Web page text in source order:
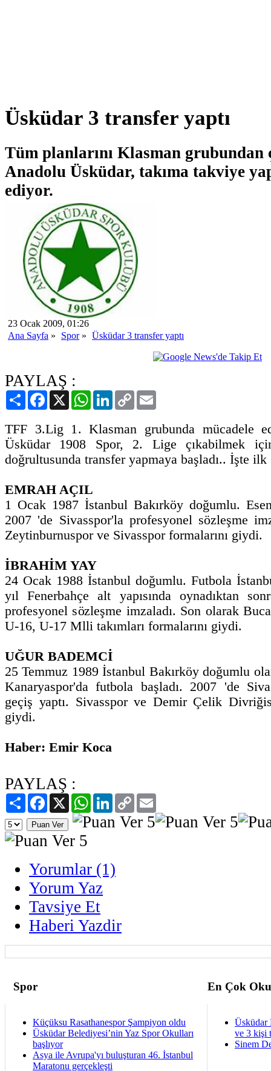
Üsküdar 3 transfer yaptı
Tüm planlarını Klasman grubundan
Anadolu Üsküdar, takıma takviye
ediyor.
23 Ocak 2009, 01:26
Ana Sayfa » Spor» Üsküdar 3 transfer yaptı
PAYLAŞ :
PaylaşFacebook
X WhatsAppLinkedIn
Copy
Link
TFF 3.Lig 1. Klasman grubunda mücadele
Üsküdar 1908 Spor, 2. Lige çıkabilmek
doğrultusunda transfer yapmaya başladı.. İşte
EMRAH AÇIL
1 Ocak 1987 İstanbul Bakırköy doğumlu.
2007 'de Sivasspor'la profesyonel sözleşme
Zeytinburnuspor ve Sivasspor formalarını giydi.
İBRAHİM YAY
24 Ocak 1988 İstanbul doğumlu. Futbola
yıl Fenerbahçe alt yapısında oynadıktan
profesyonel sözleşme imzaladı. Son olarak
U-16, U-17 Mlli takımları formalarını giydi.
UĞUR BADEMCİ
25 Temmuz 1989 İstanbul Bakırköy doğumlu
Kanaryaspor'da futbola başladı. 2007 'de
geçiş yaptı. Sivasspor ve Demir Çelik
giydi.
Haber: Emir Koca
PAYLAŞ :
PaylaşFacebook
X WhatsAppLinkedIn
Copy
Link
Yorumlar (1)
Yorum Yaz
Tavsiye Et
Haberi Yazdir
Spor En Çok
Küçüksu Rasathanespor Şampiyon oldu
Üsküdar Belediyesi’nin Yaz Spor Okulları
başlıyor
Asya ile Avrupa'yı buluşturan 46. İstanbul
Maratonu gerçekleşti
Üsküdar
ve 3 kişi
Sinem